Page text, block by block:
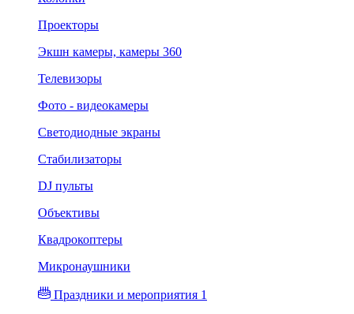
Проекторы
Экшн камеры, камеры 360
Телевизоры
Фото - видеокамеры
Светодиодные экраны
Стабилизаторы
DJ пульты
Объективы
Квадрокоптеры
Микронаушники
Праздники и мероприятия 1